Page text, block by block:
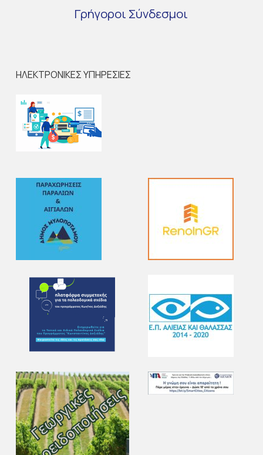
Γρήγοροι Σύνδεσμοι
ΗΛΕΚΤΡΟΝΙΚΕΣ ΥΠΗΡΕΣΙΕΣ